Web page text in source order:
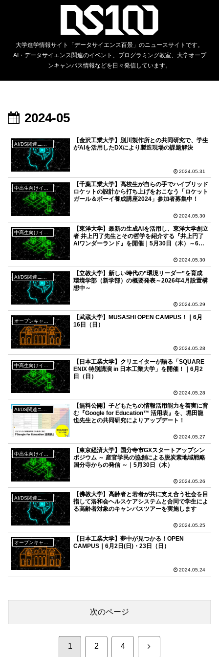
大学進学情報サイト「データサイエンス百景」のニュースサイトです。
AI・データサイエンス関連のイベント、プログラミング教室、大学オープ
ンキャンパス情報などを日々発信しています。
2024-05
【金沢工業大学】別川製作所との共同研究で、学生
がAIを活用したDXにより製造現場の課題解決
2024.05.31
中高生向けイベント
【千葉工業大学】高校生が自らの手でハイブリッド
ロケットの設計から打ち上げをおこなう「ロケット
ガール＆ボーイ養成講座2024」参加者募集中！
2024.05.30
【東洋大学】最新の生成AIを活用し、東洋大学創立
者 井上円了先生とその哲学を紹介する『井上円了
AIワンダーランド』を開催｜5月30日（木）～6月1
2024.05.30
【立教大学】新しい時代の”環境リーダー”を育成
環境学部（新学部）の概要発表～2026年4月設置構
想中～
2024.05.29
【武蔵大学】MUSASHI OPEN CAMPUS！｜6月
16日（日）
2024.05.28
【日本工業大学】クリエイターが語る「SQUARE
ENIX 特別講演 in 日本工業大学」を開催！｜6月2
日（日）
2024.05.28
AI/DS関連ニュース
【無料公開】子どもたちの情報活用能力を着実に育
む『Google for Education™ 活用表』を、堀田龍
也先生との共同研究によりアップデート！
2024.05.27
【東京経済大学】国分寺市GXスタートアップシン
ポジウム ～ 産官学民の協創による脱炭素地域戦略
国分寺からの発信 ～｜5月30日（木）
2024.05.26
AI/DS関連ニュース
【佛教大学】高齢者と若者が共に支え合う社会を目
指して洛和会ヘルスケアシステムと合同で学生によ
る高齢者対象のキャンパスツアーを実施します
2024.05.25
【日本工業大学】夢中が見つかる！OPEN
CAMPUS｜6月2日(日)・23日（日）
2024.05.24
次のページ
1 2 4 次